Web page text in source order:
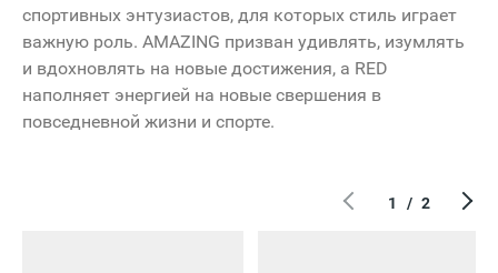
Лотос
спортивных энтузиастов, для которых стиль играет
важную роль. AMAZING призван удивлять, изумлять
и вдохновлять на новые достижения, а RED
наполняет энергией на новые свершения в
повседневной жизни и спорте.
1 / 2